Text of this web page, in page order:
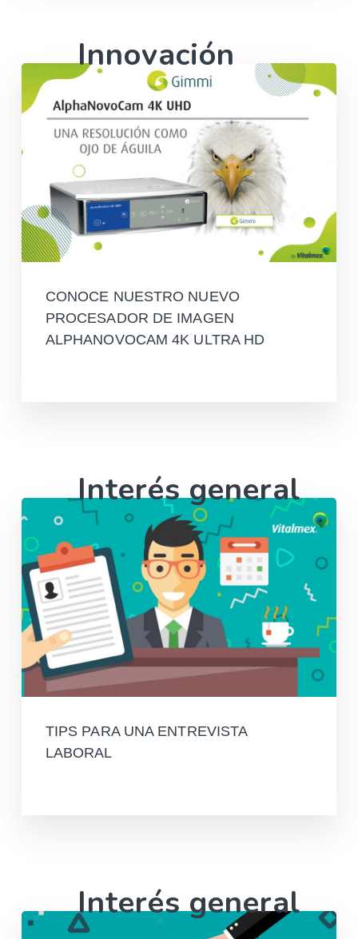
Innovación
CONOCE NUESTRO NUEVO
PROCESADOR DE IMAGEN
ALPHANOVOCAM 4K ULTRA HD
Interés general
TIPS PARA UNA ENTREVISTA
LABORAL
Interés general